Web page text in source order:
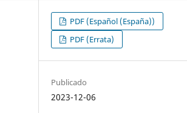
PDF (Español (España))
PDF (Errata)
Publicado
2023-12-06